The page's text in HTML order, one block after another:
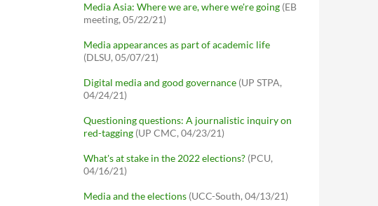
Media Asia: Where we are, where we're going (EB
meeting, 05/22/21)
Media appearances as part of academic life
(DLSU, 05/07/21)
Digital media and good governance (UP STPA,
04/24/21)
Questioning questions: A journalistic inquiry on
red-tagging (UP CMC, 04/23/21)
What's at stake in the 2022 elections? (PCU,
04/16/21)
Media and the elections (UCC-South, 04/13/21)